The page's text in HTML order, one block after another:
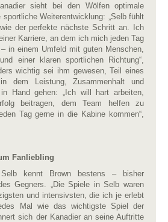
sieht bei den Wölfen optimale
sportliche Weiterentwicklung: „Selb fühlt
der perfekte nächste Schritt an. Ich
Karriere, an dem ich mich jeden Tag
in einem Umfeld mit guten Menschen,
einer klaren sportlichen Richtung“,
wichtig sei ihm gewesen, Teil eines
dem Leistung, Zusammenhalt und
Hand gehen: „Ich will hart arbeiten,
beitragen, dem Team helfen zu
Tag gerne in die Kabine kommen“,
Fanliebling
kennt Brown bestens – bisher
Gegners. „Die Spiele in Selb waren
und intensivsten, die ich je erlebt
Mal wie das wichtigste Spiel der
sich der Kanadier an seine Auftritte